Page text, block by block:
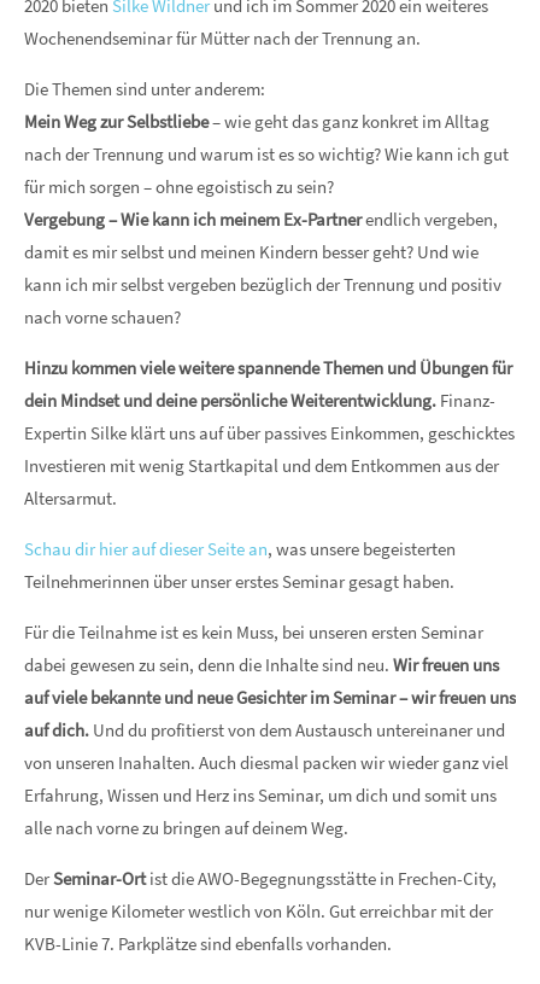
2020 bieten Silke Wildner und ich im Sommer 2020 ein weiteres
Wochenendseminar für Mütter nach der Trennung an.
Die Themen sind unter anderem:
Mein Weg zur Selbstliebe– wie geht das ganz konkret im Alltag
nach der Trennung und warum ist es so wichtig? Wie kann ich gut
für mich sorgen – ohne egoistisch zu sein?
Vergebung – Wie kann ich meinem Ex-Partnerendlich vergeben,
damit es mir selbst und meinen Kindern besser geht? Und wie
kann ich mir selbst vergeben bezüglich der Trennung und positiv
nach vorne schauen?
Hinzu kommen viele weitere spannende Themen und Übungen für
dein Mindset und deine persönliche Weiterentwicklung. Finanz-
Expertin Silke klärt uns auf über passives Einkommen, geschicktes
Investieren mit wenig Startkapital und dem Entkommen aus der
Altersarmut.
Schau dir hier auf dieser Seite an, was unsere begeisterten
Teilnehmerinnen über unser erstes Seminar gesagt haben.
Für die Teilnahme ist es kein Muss, bei unseren ersten Seminar
dabei gewesen zu sein, denn die Inhalte sind neu. Wir freuen uns
auf viele bekannte und neue Gesichter im Seminar – wir freuen uns
auf dich. Und du profitierst von dem Austausch untereinaner und
von unseren Inahalten. Auch diesmal packen wir wieder ganz viel
Erfahrung, Wissen und Herz ins Seminar, um dich und somit uns
alle nach vorne zu bringen auf deinem Weg.
DerSeminar-Ortist die AWO-Begegnungsstätte in Frechen-City,
nur wenige Kilometer westlich von Köln. Gut erreichbar mit der
KVB-Linie 7. Parkplätze sind ebenfalls vorhanden.